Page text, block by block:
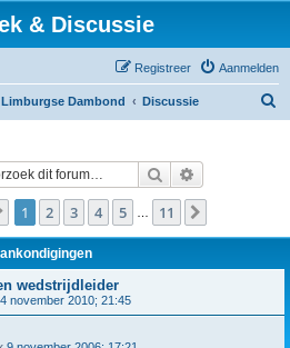
& Discussie
Aanmelden
Registreer
Dambond Discussie
Zoek
Pagina van 11
1 2 3 4 5 11
wedstrijdleider
4 november 2010; 21:45